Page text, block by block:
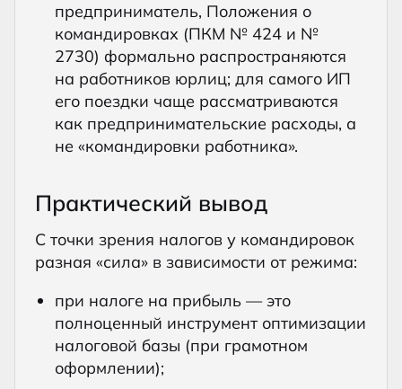
предприниматель, Положения о
командировках (ПКМ № 424 и №
2730) формально распространяются
на работников юрлиц; для самого ИП
его поездки чаще рассматриваются
как предпринимательские расходы, а
не «командировки работника».
Практический вывод
С точки зрения налогов у командировок
разная «сила» в зависимости от режима:
при налоге на прибыль — это
полноценный инструмент оптимизации
налоговой базы (при грамотном
оформлении);